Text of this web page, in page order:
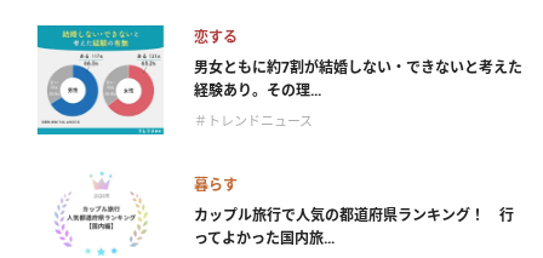
恋する
男女ともに約7割が結婚しない・できないと考えた
経験あり。その理...
＃トレンドニュース
暮らす
カップル旅行で人気の都道府県ランキング！ 行
ってよかった国内旅...